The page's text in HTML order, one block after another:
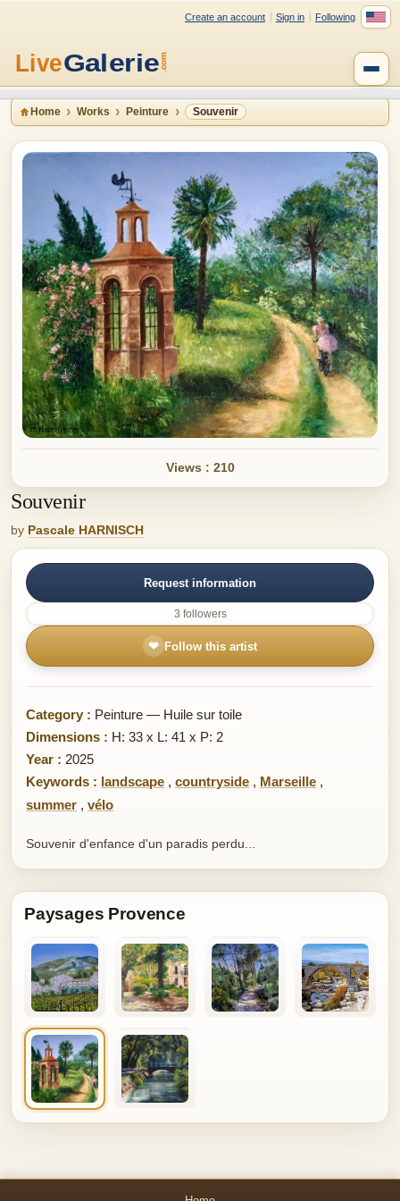
Create an account Sign in Following
Home Works Peinture Souvenir
Views : 210
Souvenir
by Pascale HARNISCH
Request information
3 followers
❤ Follow this artist
Category : Peinture — Huile sur toile
Dimensions : H: 33 x L: 41 x P: 2
Year : 2025
Keywords : landscape , countryside , Marseille ,
summer , vélo
Souvenir d'enfance d'un paradis perdu...
Paysages Provence